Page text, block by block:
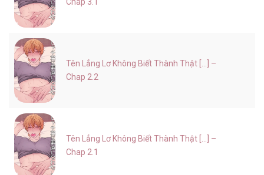
Tên Lẳng Lơ Không Biết Thành Thật [...] –
Chap 2.2
Tên Lẳng Lơ Không Biết Thành Thật [...] –
Chap 2.1